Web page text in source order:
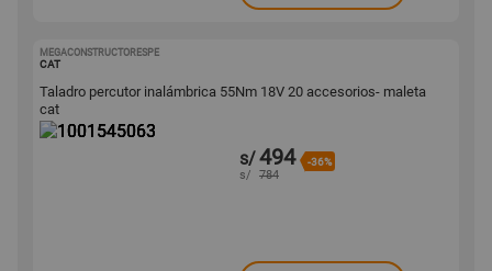
MEGACONSTRUCTORESPE
CAT
Taladro percutor inalámbrica 55Nm 18V 20 accesorios- maleta
cat
s/494 -36%
s/ 784